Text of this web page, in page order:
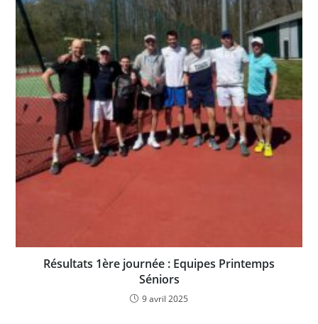
Résultats 1ère journée : Equipes Printemps
Séniors
9 avril 2025